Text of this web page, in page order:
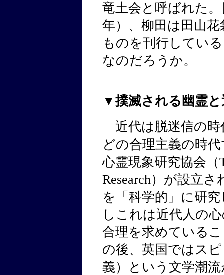
竜土会と呼ばれた
年）、柳田は田山
ものを刊行してい
なのだろうか。
▼撲滅される幽霊と
近代は脱迷信の時
どの合理主義の時
心霊現象研究協会（
Research）が設立
を「科学的」に研
しこれは近代人の
合理を求めている
の後、英国ではス
義）という文学潮